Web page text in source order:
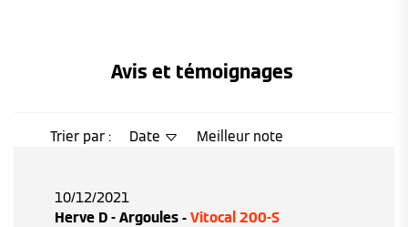
Avis et témoignages
Trier par : Date Meilleur note
10/12/2021
Herve D - Argoules - Vitocal 200-S